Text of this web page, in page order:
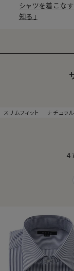
シャツを着こな
知る」
スリムフィット ナチュラ